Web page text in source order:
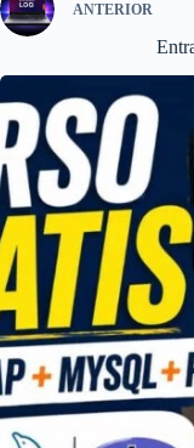
ANTERIOR